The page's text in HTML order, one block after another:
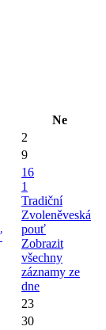
Ne
2
9
16
1
Tradiční
Zvoleněveská
pouť
Zobrazit
všechny
záznamy ze
dne
23
30